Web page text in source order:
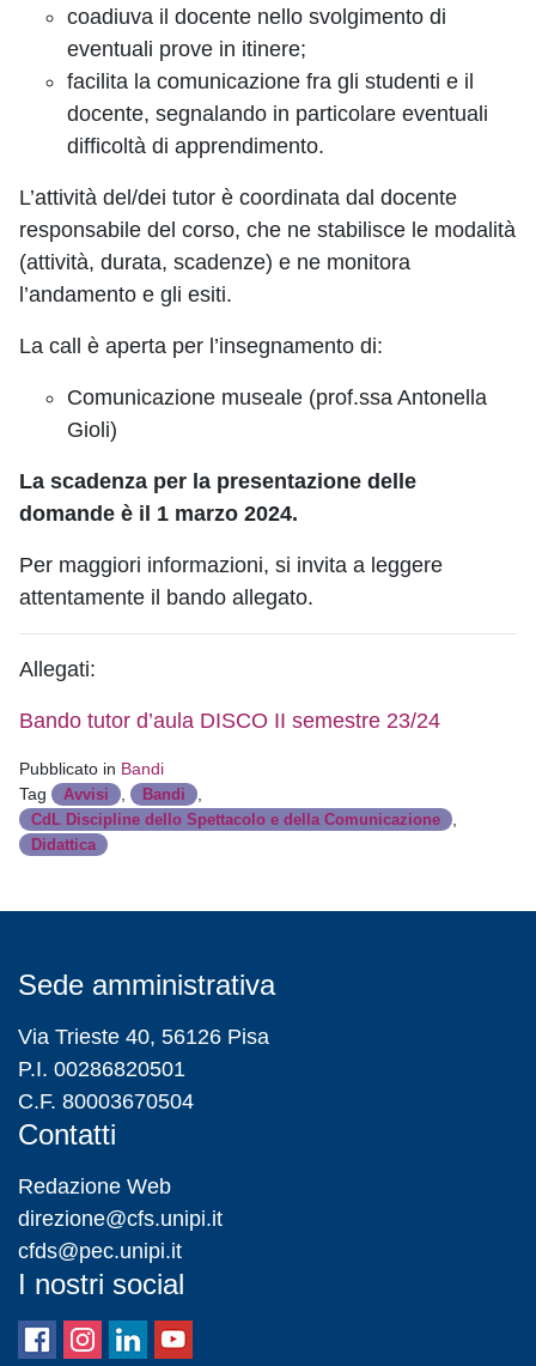
coadiuva il docente nello svolgimento di
eventuali prove in itinere;
facilita la comunicazione fra gli studenti e il
docente, segnalando in particolare eventuali
difficoltà di apprendimento.
L’attività del/dei tutor è coordinata dal docente
responsabile del corso, che ne stabilisce le modalità
(attività, durata, scadenze) e ne monitora
l’andamento e gli esiti.
La call è aperta per l’insegnamento di:
Comunicazione museale (prof.ssa Antonella
Gioli)
La scadenza per la presentazione delle
domande è il 1 marzo 2024.
Per maggiori informazioni, si invita a leggere
attentamente il bando allegato.
Allegati:
Bando tutor d’aula DISCO II semestre 23/24
Pubblicato in Bandi
Tag
Avvisi Bandi
CdL Discipline dello Spettacolo e della Comunicazione
Didattica
Sede amministrativa
Via Trieste 40, 56126 Pisa
P.I. 00286820501
C.F. 80003670504
Contatti
Redazione Web
direzione@cfs.unipi.it
cfds@pec.unipi.it
I nostri social